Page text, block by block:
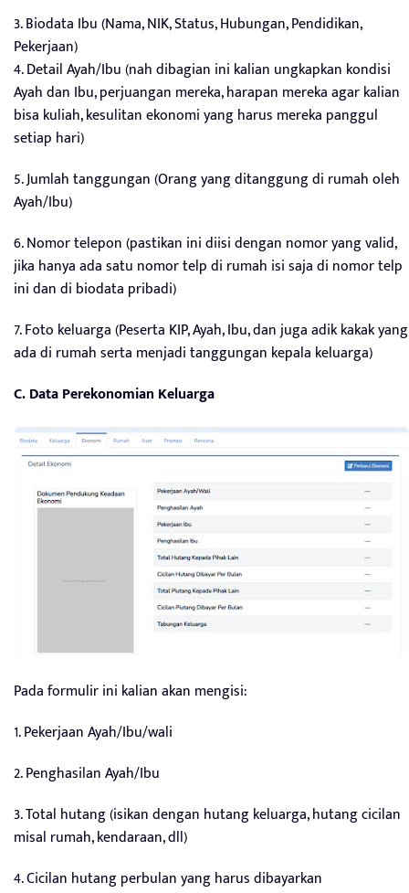
3. Biodata Ibu (Nama, NIK, Status, Hubungan, Pendidikan,
Pekerjaan)
4. Detail Ayah/Ibu (nah dibagian ini kalian ungkapkan kondisi
Ayah dan Ibu, perjuangan mereka, harapan mereka agar kalian
bisa kuliah, kesulitan ekonomi yang harus mereka panggul
setiap hari)
5. Jumlah tanggungan (Orang yang ditanggung di rumah oleh
Ayah/Ibu)
6. Nomor telepon (pastikan ini diisi dengan nomor yang valid,
jika hanya ada satu nomor telp di rumah isi saja di nomor telp
ini dan di biodata pribadi)
7. Foto keluarga (Peserta KIP, Ayah, Ibu, dan juga adik kakak yang
ada di rumah serta menjadi tanggungan kepala keluarga)
C. Data Perekonomian Keluarga
Pada formulir ini kalian akan mengisi:
1. Pekerjaan Ayah/Ibu/wali
2. Penghasilan Ayah/Ibu
3. Total hutang (isikan dengan hutang keluarga, hutang cicilan
misal rumah, kendaraan, dll)
4. Cicilan hutang perbulan yang harus dibayarkan